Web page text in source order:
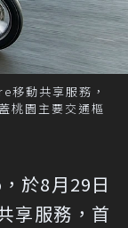
移動共享服務，
桃園主要交通樞
於8月29日
享服務，首